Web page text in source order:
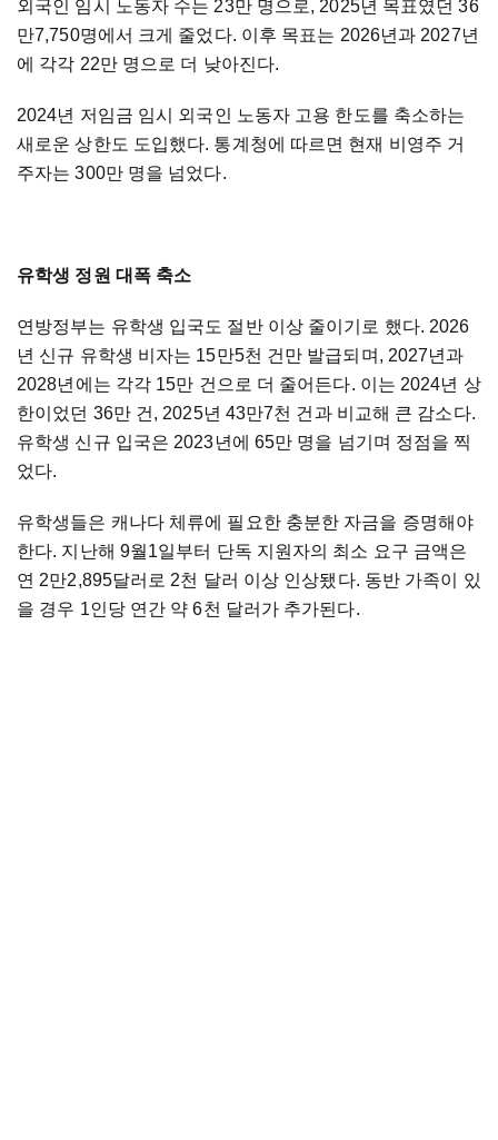
외국인 임시 노동자 수는 23만 명으로, 2025년 목표였던 36
만7,750명에서 크게 줄었다. 이후 목표는 2026년과 2027년
에 각각 22만 명으로 더 낮아진다.
2024년 저임금 임시 외국인 노동자 고용 한도를 축소하는
새로운 상한도 도입했다. 통계청에 따르면 현재 비영주 거
주자는 300만 명을 넘었다.
유학생 정원 대폭 축소
연방정부는 유학생 입국도 절반 이상 줄이기로 했다. 2026
년 신규 유학생 비자는 15만5천 건만 발급되며, 2027년과
2028년에는 각각 15만 건으로 더 줄어든다. 이는 2024년 상
한이었던 36만 건, 2025년 43만7천 건과 비교해 큰 감소다.
유학생 신규 입국은 2023년에 65만 명을 넘기며 정점을 찍
었다.
유학생들은 캐나다 체류에 필요한 충분한 자금을 증명해야
한다. 지난해 9월1일부터 단독 지원자의 최소 요구 금액은
연 2만2,895달러로 2천 달러 이상 인상됐다. 동반 가족이 있
을 경우 1인당 연간 약 6천 달러가 추가된다.